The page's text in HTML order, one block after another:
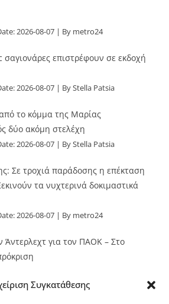
Συγκατάθεσης
2026-08-07 By metro24
επιστρέφουν σε εκδοχή
2026-08-07 By Stella Patsia
το κόμμα της Μαρίας
δύο ακόμη στελέχη
2026-08-07 By Stella Patsia
Σε τροχιά παράδοσης η επέκταση
τα νυχτερινά δοκιμαστικά
2026-08-07 By metro24
για τον ΠΑΟΚ – Στο